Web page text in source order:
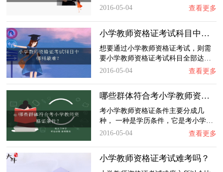
2016-05-04
查看更多
小学教师资格证考试科目中哪科最难？
想要通过小学教师资格证考试，则需
要小学教师资格证考试科目全部达…
2016-05-04
查看更多
哪些群体符合考小学教师资格证条件？
考小学教师资格证条件主要分成几
种， 一种是学历条件，它是考小学…
2016-05-04
查看更多
小学教师资格证考试难考吗？